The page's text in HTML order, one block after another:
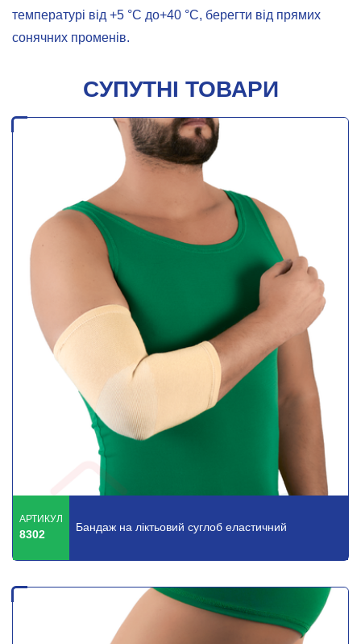
температурі від +5 °С до+40 °С, берегти від прямих
сонячних променів.
СУПУТНІ ТОВАРИ
АРТИКУЛ
8302
Бандаж на ліктьовий суглоб еластичний